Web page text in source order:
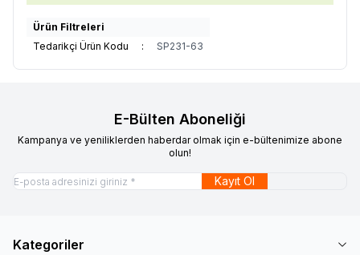
Ürün Filtreleri
Tedarikçi Ürün Kodu
: SP231-63
E-Bülten Aboneliği
Kampanya ve yeniliklerden haberdar olmak için e-bültenimize abone
olun!
Kayıt Ol
Kategoriler